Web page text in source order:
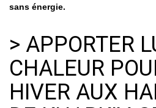
sans énergie.
> APPORTER
CHALEUR
HIVER AUX